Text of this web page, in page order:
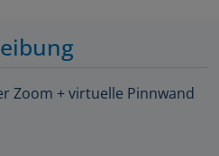
Zoom + virtuelle Pinnwand